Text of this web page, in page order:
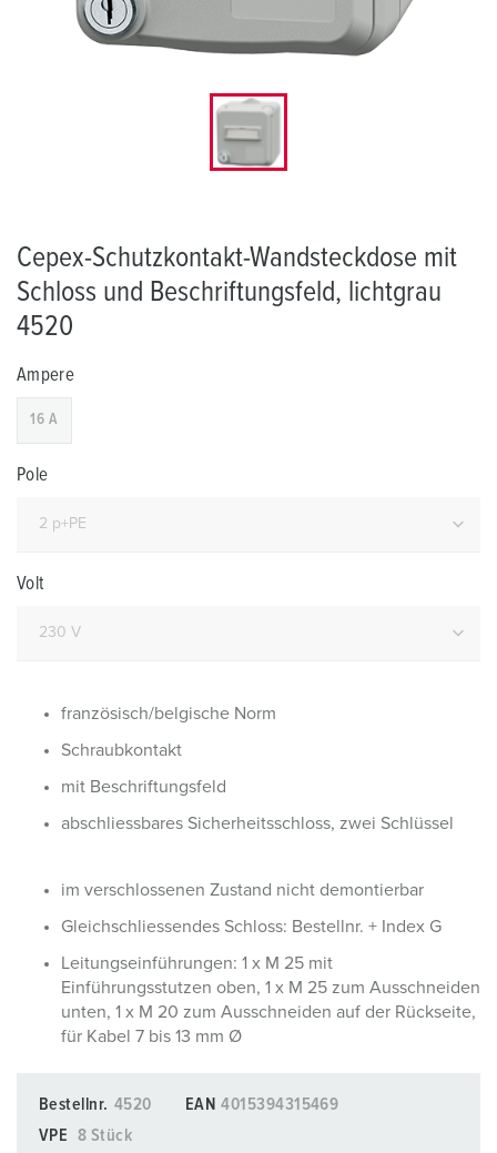
Cepex-Schutzkontakt-Wandsteckdose mit
Schloss und Beschriftungsfeld, lichtgrau
4520
Ampere
16 A
Pole
Volt
französisch/belgische Norm
Schraubkontakt
mit Beschriftungsfeld
abschliessbares Sicherheitsschloss, zwei Schlüssel
im verschlossenen Zustand nicht demontierbar
Gleichschliessendes Schloss: Bestellnr. + Index G
Leitungseinführungen: 1 x M 25 mit
Einführungsstutzen oben, 1 x M 25 zum Ausschneiden
unten, 1 x M 20 zum Ausschneiden auf der Rückseite,
für Kabel 7 bis 13 mm Ø
Bestellnr. 4520 EAN 4015394315469
VPE
8 Stück